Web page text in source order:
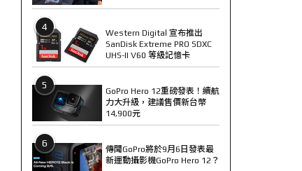
4
Western Digital 宣布推出
SanDisk Extreme PRO SDXC
UHS-II V60 等級記憶卡
5
GoPro Hero 12重磅發表！續航
力大升級，建議售價新台幣
14,900元
6
傳聞GoPro將於9月6日發表最
新運動攝影機GoPro Hero 12？